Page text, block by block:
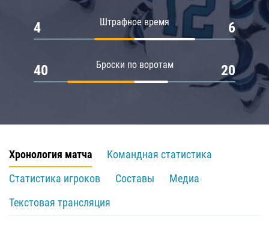
Штрафное время
4 6
Броски по воротам
40 20
Хронология матча
Командная статистика
Статистика игроков
Составы
Медиа
Текстовая трансляция